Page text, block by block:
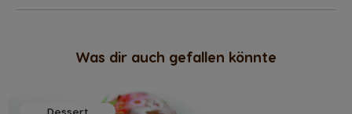
Was dir auch gefallen könnte